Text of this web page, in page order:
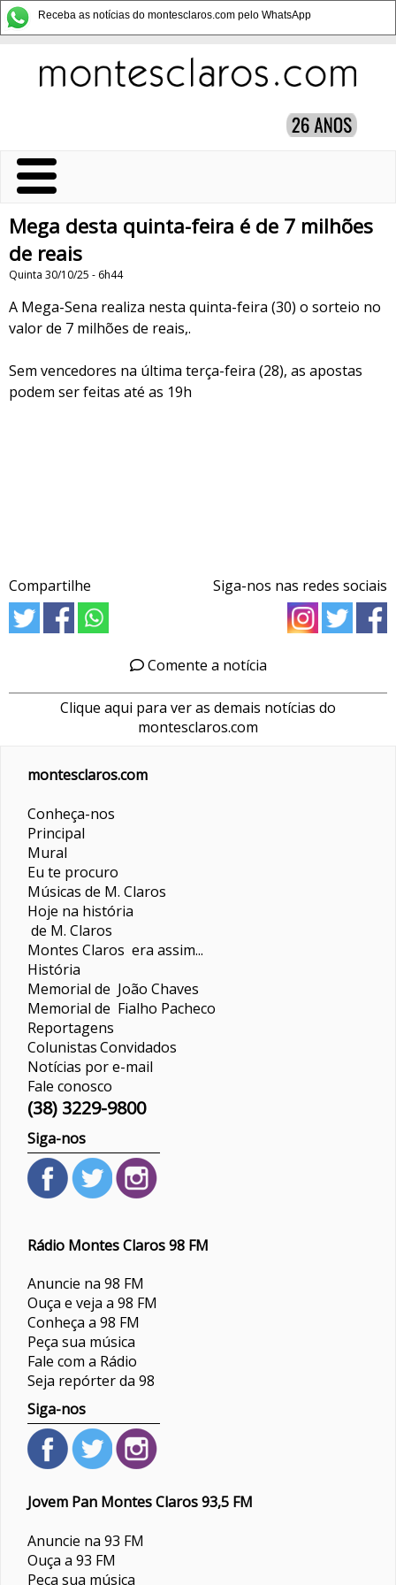
Receba as notícias do montesclaros.com pelo WhatsApp
Mega desta quinta-feira é de 7 milhões
de reais
Quinta 30/10/25 - 6h44
A Mega-Sena realiza nesta quinta-feira (30) o sorteio no
valor de 7 milhões de reais,.
Sem vencedores na última terça-feira (28), as apostas
podem ser feitas até as 19h
Compartilhe Siga-nos nas redes sociais
Comente a notícia
Clique aqui para ver as demais notícias do
montesclaros.com
montesclaros.com
Conheça-nos
Principal
Mural
Eu te procuro
Músicas de M. Claros
Hoje na história
de M. Claros
Montes Claros era assim...
História
Memorial de João Chaves
Memorial de Fialho Pacheco
Reportagens
ColunistasConvidados
Notícias por e-mail
Fale conosco
(38) 3229-9800
Siga-nos
Rádio Montes Claros 98 FM
Anuncie na 98 FM
Ouça e veja a 98 FM
Conheça a 98 FM
Peça sua música
Fale com a Rádio
Seja repórter da 98
Siga-nos
Jovem Pan Montes Claros 93,5 FM
Anuncie na 93 FM
Ouça a 93 FM
Peça sua música